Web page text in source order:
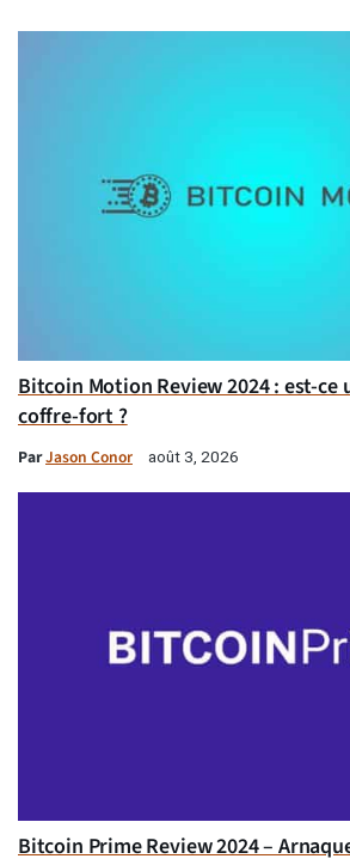
Bitcoin Motion Review 2024 : est-ce
coffre-fort ?
ParJason Conor août 3, 2026
Bitcoin Prime Review 2024 –